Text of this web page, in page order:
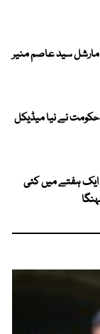
سید عاصم منیر
حکومت نے نیا میڈیکل
ایک ہفتے میں کئی